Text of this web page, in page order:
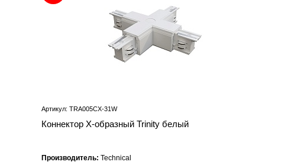
Артикул: TRA005CX-31W
Коннектор Х-образный Trinity белый
Производитель:Technical